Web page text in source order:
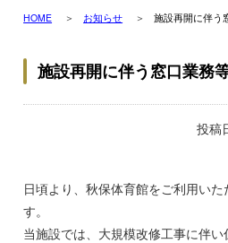
HOME お知らせ 施設再開に伴う
施設再開に伴う窓口業務
投稿
日頃より、秋保体育館をご利用い
す。
当施設では、大規模改修工事に伴